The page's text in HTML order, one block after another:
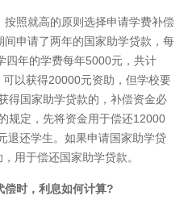
照就高的原则选择申请学费补偿
申请了两年的国家助学贷款，每
四年的学费每年5000元，共计
以获得20000元资助，但学校要
得国家助学贷款的，补偿资金必
规定，先将资金用于偿还12000
退还学生。如果申请国家助学贷
用于偿还国家助学贷款。
偿时，利息如何计算?